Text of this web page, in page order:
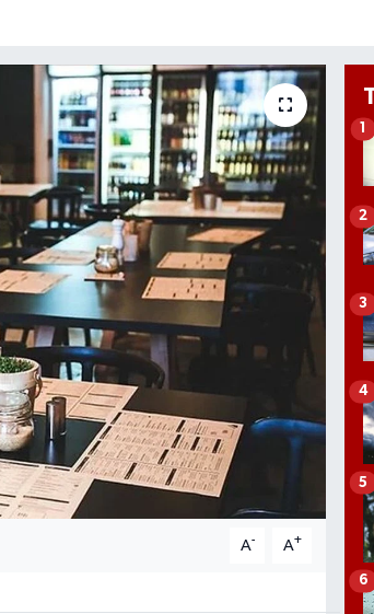
A- A+
1
2
3
4
5
6